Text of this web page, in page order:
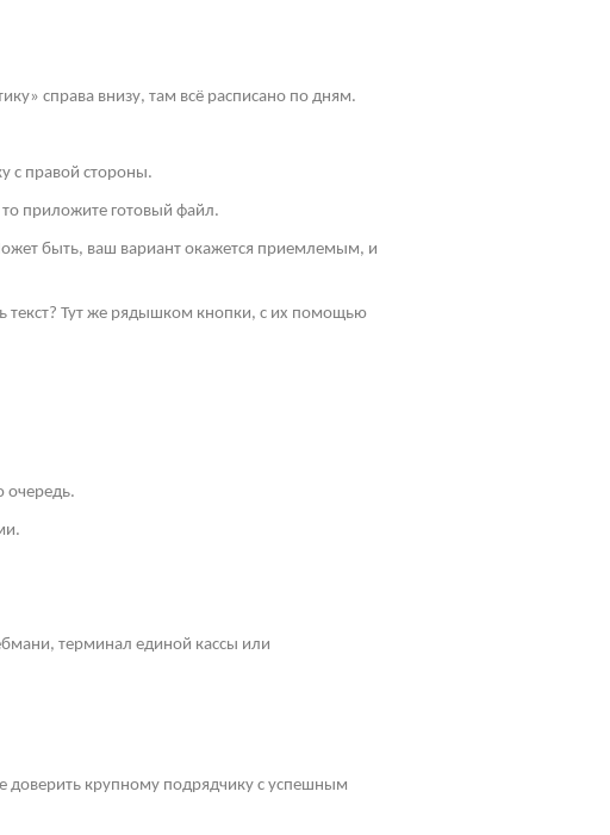
справа внизу, там всё расписано по дням.
с правой стороны.
приложите готовый файл.
быть, ваш вариант окажется приемлемым, и
текст? Тут же рядышком кнопки, с их помощью
очередь.
терминал единой кассы или
доверить крупному подрядчику с успешным